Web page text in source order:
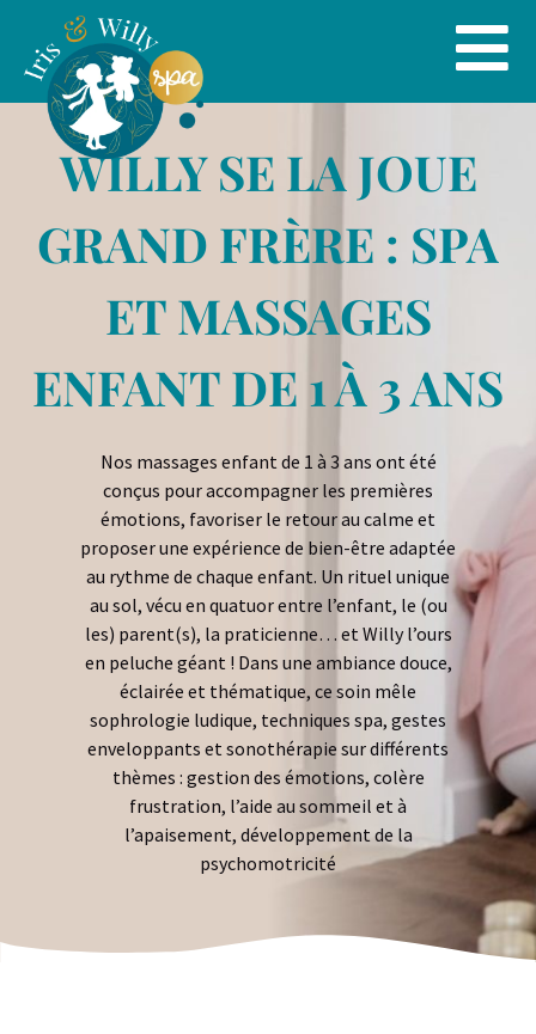
WILLY SE LA JOUE
GRAND FRÈRE : SPA
ET MASSAGES
ENFANT DE 1 À 3 ANS
Nos massages enfant de 1 à 3 ans ont été
conçus pour accompagner les premières
émotions, favoriser le retour au calme et
proposer une expérience de bien-être adaptée
au rythme de chaque enfant. Un rituel unique
au sol, vécu en quatuor entre l’enfant, le (ou
les) parent(s), la praticienne… et Willy l’ours
en peluche géant ! Dans une ambiance douce,
éclairée et thématique, ce soin mêle
sophrologie ludique, techniques spa, gestes
enveloppants et sonothérapie sur différents
thèmes : gestion des émotions, colère
frustration, l’aide au sommeil et à
l’apaisement, développement de la
psychomotricité